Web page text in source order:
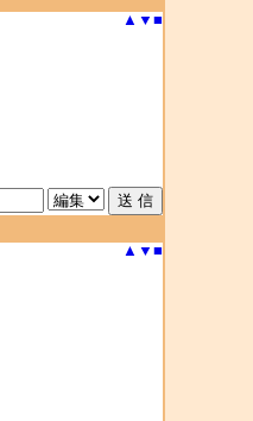
▲ ▼ ■
▲ ▼ ■